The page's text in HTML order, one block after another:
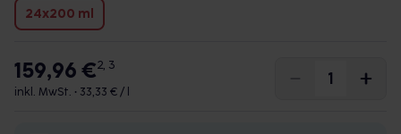
24x200 ml
159,96 €2, 3
inkl. MwSt. • 33,33 € / l